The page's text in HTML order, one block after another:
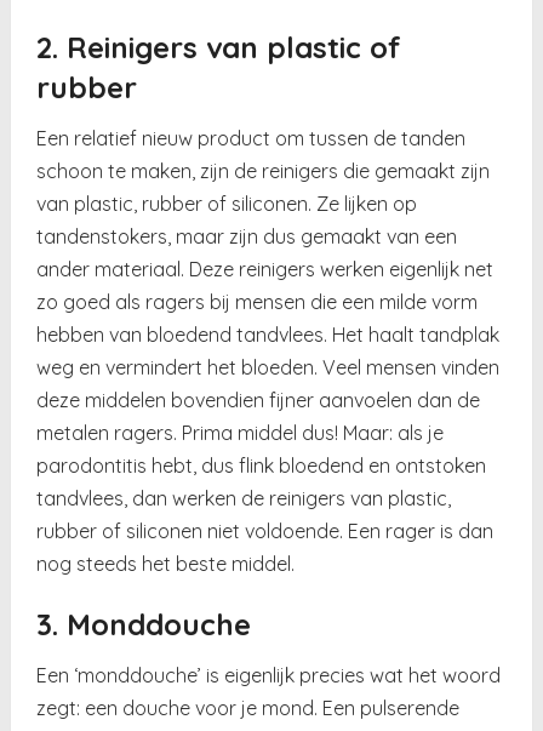
2. Reinigers van plastic of
rubber
Een relatief nieuw product om tussen de tanden
schoon te maken, zijn de reinigers die gemaakt zijn
van plastic, rubber of siliconen. Ze lijken op
tandenstokers, maar zijn dus gemaakt van een
ander materiaal. Deze reinigers werken eigenlijk net
zo goed als ragers bij mensen die een milde vorm
hebben van bloedend tandvlees. Het haalt tandplak
weg en vermindert het bloeden. Veel mensen vinden
deze middelen bovendien fijner aanvoelen dan de
metalen ragers. Prima middel dus! Maar: als je
parodontitis hebt, dus flink bloedend en ontstoken
tandvlees, dan werken de reinigers van plastic,
rubber of siliconen niet voldoende. Een rager is dan
nog steeds het beste middel.
3. Monddouche
Een ‘monddouche’ is eigenlijk precies wat het woord
zegt: een douche voor je mond. Een pulserende